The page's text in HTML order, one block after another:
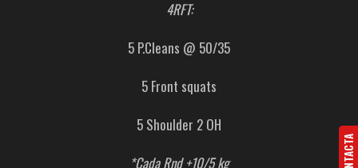
4RFT:
5 P.Cleans @ 50/35
5 Front squats
5 Shoulder 2 OH
*Cada Rnd +10/5 kg
CONTACTA